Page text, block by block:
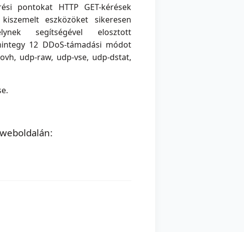
pontokat HTTP GET-kérések
eszközöket sikeresen
segítségével elosztott
12 DDoS-támadási módot
udp-raw, udp-vse, udp-dstat,